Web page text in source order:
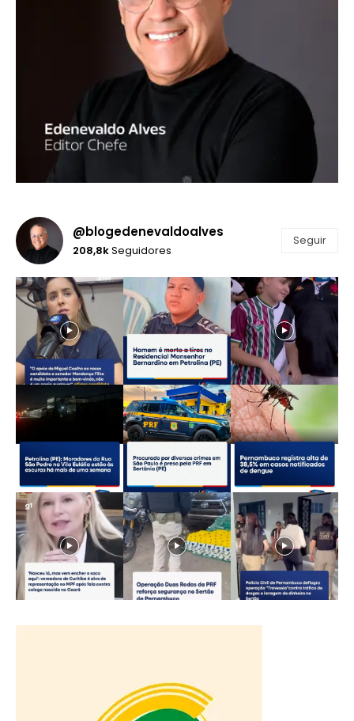
@blogedenevaldoalves
208,8kSeguidores
Seguir